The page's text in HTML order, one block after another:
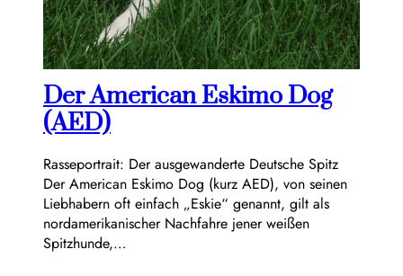
Der American Eskimo Dog
(AED)
Rasseportrait: Der ausgewanderte Deutsche Spitz
Der American Eskimo Dog (kurz AED), von seinen
Liebhabern oft einfach „Eskie“ genannt, gilt als
nordamerikanischer Nachfahre jener weißen
Spitzhunde,…